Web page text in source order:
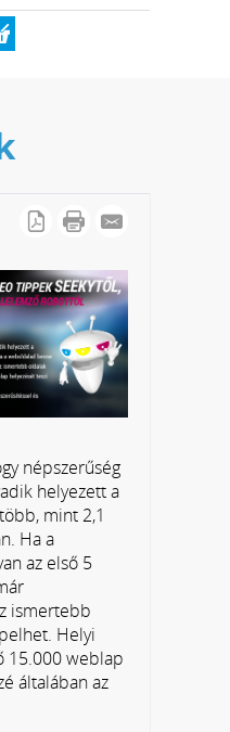
népszerűség
helyezett a
mint 2,1
Ha a
az első 5
ismertebb
Helyi
15.000 weblap
általában az